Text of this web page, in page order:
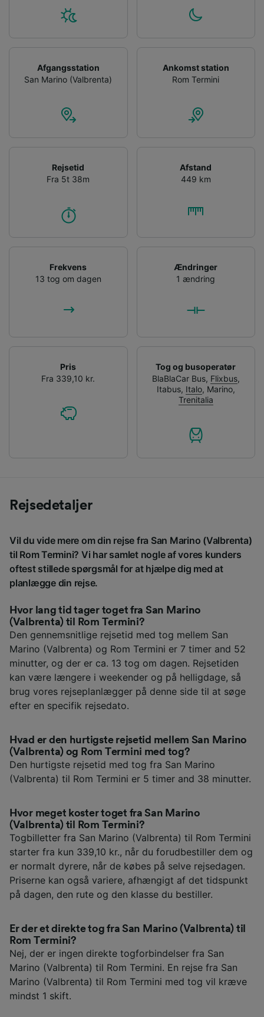
Afgangsstation
San Marino (Valbrenta)
Ankomst station
Rom Termini
Rejsetid
Fra 5t 38m
Afstand
449 km
Frekvens
13 tog om dagen
Ændringer
1 ændring
Pris
Fra 339,10 kr.
Tog og busoperatør
BlaBlaCar Bus, Flixbus,
Itabus, Italo, Marino,
Trenitalia
Rejsedetaljer
Vil du vide mere om din rejse fra San Marino (Valbrenta)
til Rom Termini? Vi har samlet nogle af vores kunders
oftest stillede spørgsmål for at hjælpe dig med at
planlægge din rejse.
Hvor lang tid tager toget fra San Marino
(Valbrenta) til Rom Termini?
Den gennemsnitlige rejsetid med tog mellem San
Marino (Valbrenta) og Rom Termini er 7 timer and 52
minutter, og der er ca. 13 tog om dagen. Rejsetiden
kan være længere i weekender og på helligdage, så
brug vores rejseplanlægger på denne side til at søge
efter en specifik rejsedato.
Hvad er den hurtigste rejsetid mellem San Marino
(Valbrenta) og Rom Termini med tog?
Den hurtigste rejsetid med tog fra San Marino
(Valbrenta) til Rom Termini er 5 timer and 38 minutter.
Hvor meget koster toget fra San Marino
(Valbrenta) til Rom Termini?
Togbilletter fra San Marino (Valbrenta) til Rom Termini
starter fra kun 339,10 kr., når du forudbestiller dem og
er normalt dyrere, når de købes på selve rejsedagen.
Priserne kan også variere, afhængigt af det tidspunkt
på dagen, den rute og den klasse du bestiller.
Er der et direkte tog fra San Marino (Valbrenta) til
Rom Termini?
Nej, der er ingen direkte togforbindelser fra San
Marino (Valbrenta) til Rom Termini. En rejse fra San
Marino (Valbrenta) til Rom Termini med tog vil kræve
mindst 1 skift.